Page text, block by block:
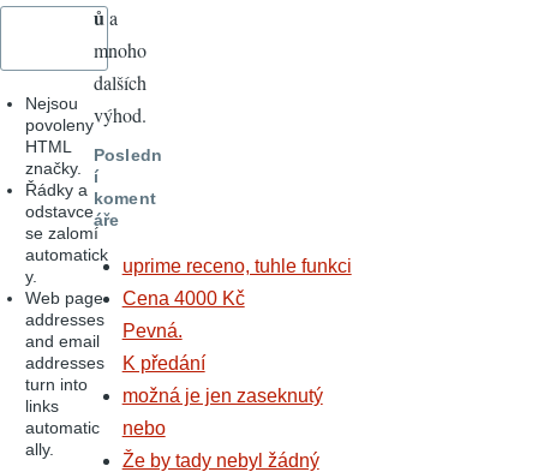
Nejsou
povoleny
HTML
značky.
Řádky a
odstavce
se zalomí
automatick
y.
Web page
addresses
and email
addresses
turn into
links
automatic
ally.
ůa
mnoho
dalších
výhod.
Posledn
í
koment
áře
uprime receno, tuhle funkci
Cena 4000 Kč
Pevná.
K předání
možná je jen zaseknutý
nebo
Že by tady nebyl žádný